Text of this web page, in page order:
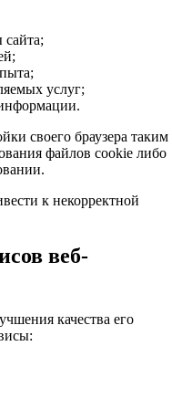
сайта;
услуг;
своего браузера таким
файлов cookie либо
к некорректной
веб-
качества его